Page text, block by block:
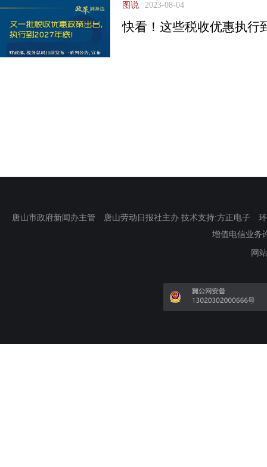
图说 2023-08-04
快看！这些税收优惠执行
唐山市政府新闻办主管 唐山劳动日报社主办 技术支持:方正电子
增值电信业务
网